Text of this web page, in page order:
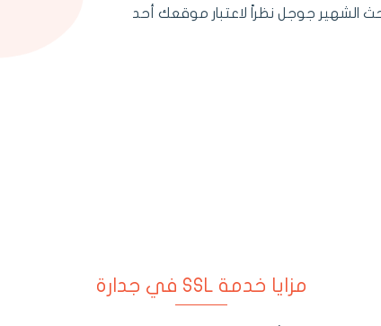
الشهير جوجل نظراً لاعتبار موقعك أحد
مزايا خدمة SSL في جدارة